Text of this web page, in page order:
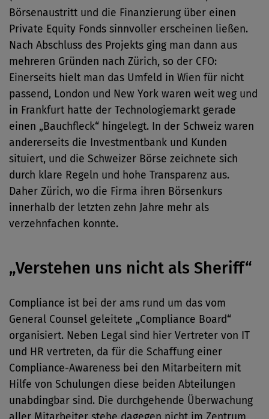
Börsenaustritt und die Finanzierung über einen
Private Equity Fonds sinnvoller erscheinen ließen.
Nach Abschluss des Projekts ging man dann aus
mehreren Gründen nach Zürich, so der CFO:
Einerseits hielt man das Umfeld in Wien für nicht
passend, London und New York waren weit weg und
in Frankfurt hatte der Technologiemarkt gerade
einen „Bauchfleck“ hingelegt. In der Schweiz waren
andererseits die Investmentbank und Kunden
situiert, und die Schweizer Börse zeichnete sich
durch klare Regeln und hohe Transparenz aus.
Daher Zürich, wo die Firma ihren Börsenkurs
innerhalb der letzten zehn Jahre mehr als
verzehnfachen konnte.
„Verstehen uns nicht als Sheriff“
Compliance ist bei der ams rund um das vom
General Counsel geleitete „Compliance Board“
organisiert. Neben Legal sind hier Vertreter von IT
und HR vertreten, da für die Schaffung einer
Compliance-Awareness bei den Mitarbeitern mit
Hilfe von Schulungen diese beiden Abteilungen
unabdingbar sind. Die durchgehende Überwachung